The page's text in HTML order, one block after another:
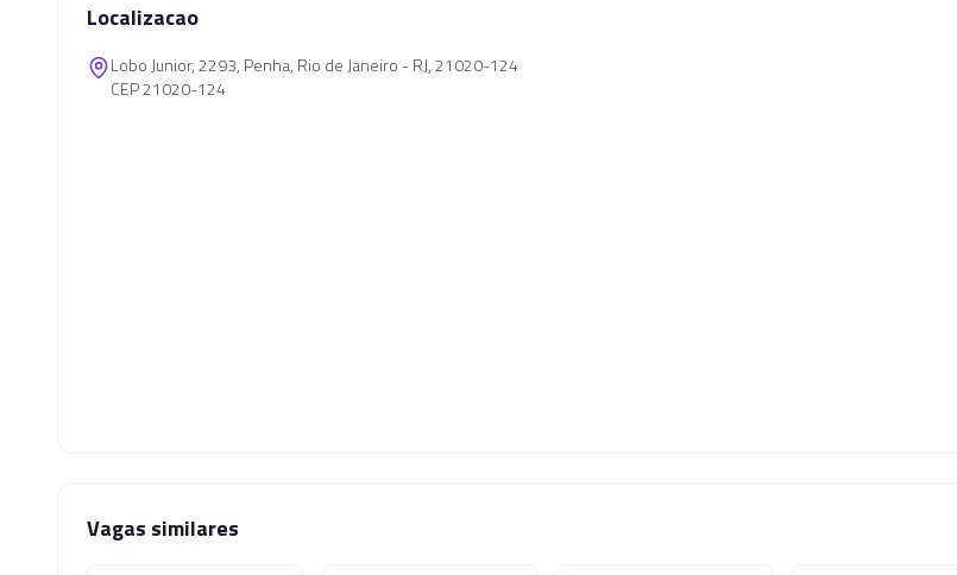
Localizacao
Lobo Junior, 2293, Penha, Rio de Janeiro - RJ, 21020-124
CEP 21020-124
Vagas similares